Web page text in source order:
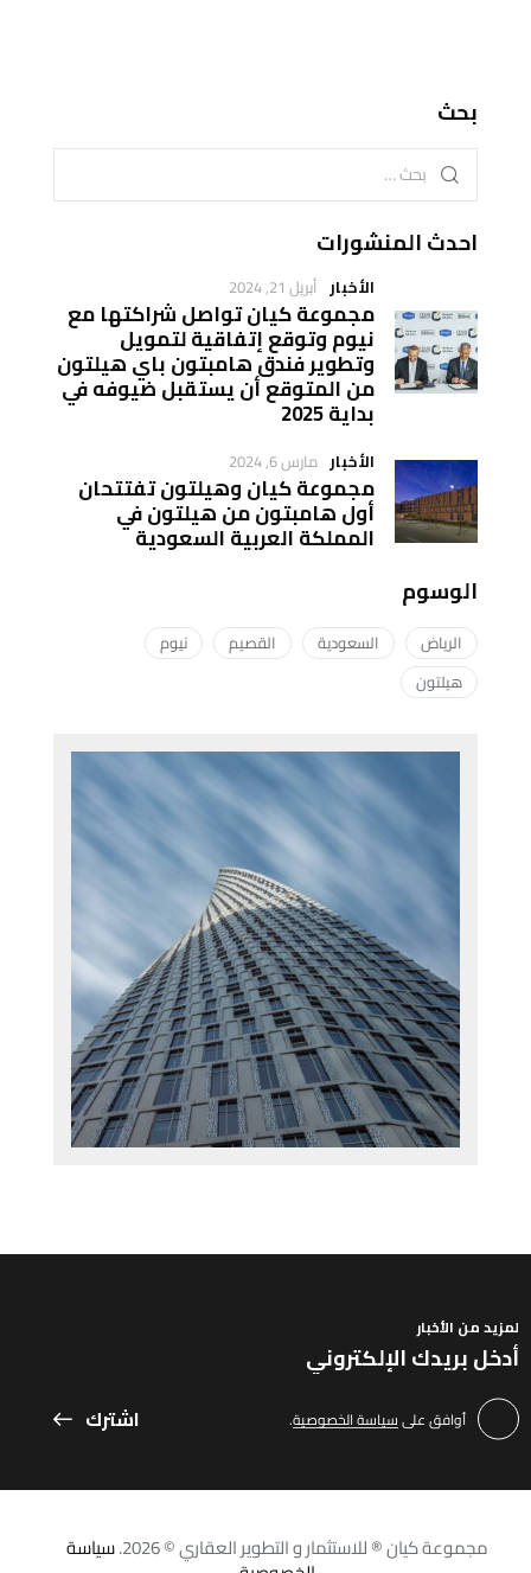
بحث
احدث المنشورات
الأخبار أبريل 21, 2024
مجموعة كيان تواصل شراكتها مع
نيوم وتوقع إتفاقية لتمويل
وتطوير فندق هامبتون باي هيلتون
من المتوقع أن يستقبل ضيوفه في
بداية 2025
الأخبار مارس 6, 2024
مجموعة كيان وهيلتون تفتتحان
أول هامبتون من هيلتون في
المملكة العربية السعودية
الوسوم
الرياض السعودية القصيم
نيوم
هيلتون
لمزيد من الأخبار
اشترك أوافق علىسياسة الخصوصية.
مجموعة كيان ® للاستثمار و التطوير العقاري © 2026. سياسة